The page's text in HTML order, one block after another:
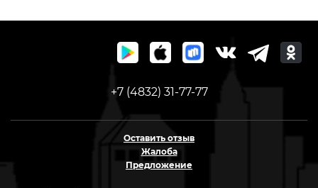
+7 (4832) 31-77-77
Оставить отзыв
Жалоба
Предложение